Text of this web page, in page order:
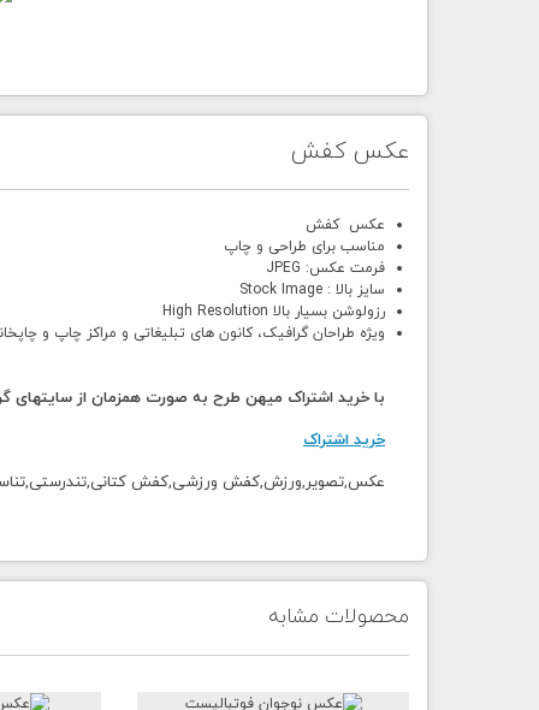
عکس کفش
عکس کفش
مناسب برای طراحی و چاپ
فرمت عکس: JPEG
سایز بالا : Stock Image
رزولوشن بسیار بالا High Resolution
ویژه طراحان گرافیک، کانون های تبلیغاتی و مراکز چاپ و
با خرید اشتراک میهن طرح به صورت همزمان از سایتهای
خرید اشتراک
عکس,تصویر,ورزش,کفش ورزشی,کفش
محصولات مشابه